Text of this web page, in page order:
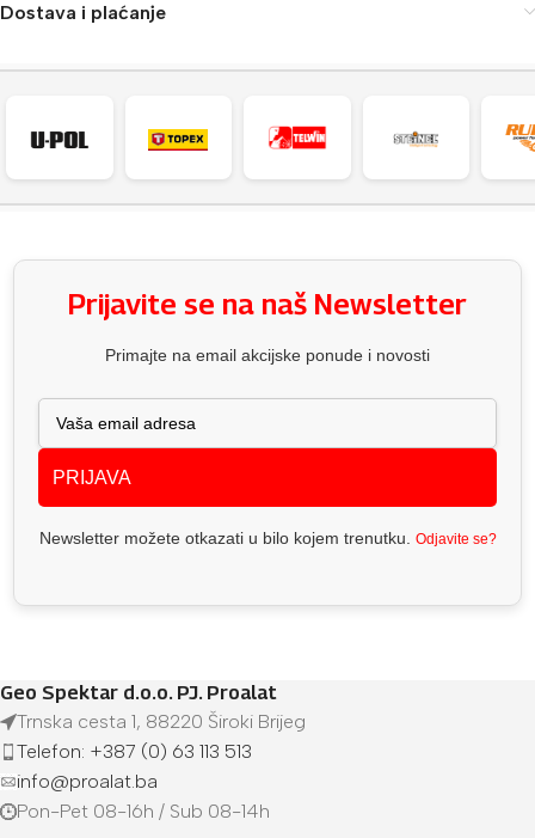
Dostava i plaćanje
Prijavite se na naš Newsletter
Primajte na email akcijske ponude i novosti
PRIJAVA
Newsletter možete otkazati u bilo kojem trenutku. Odjavite se?
Geo Spektar d.o.o. PJ. Proalat
Trnska cesta 1, 88220 Široki Brijeg
Telefon: +387 (0) 63 113 513
info@proalat.ba
Pon-Pet 08-16h / Sub 08-14h